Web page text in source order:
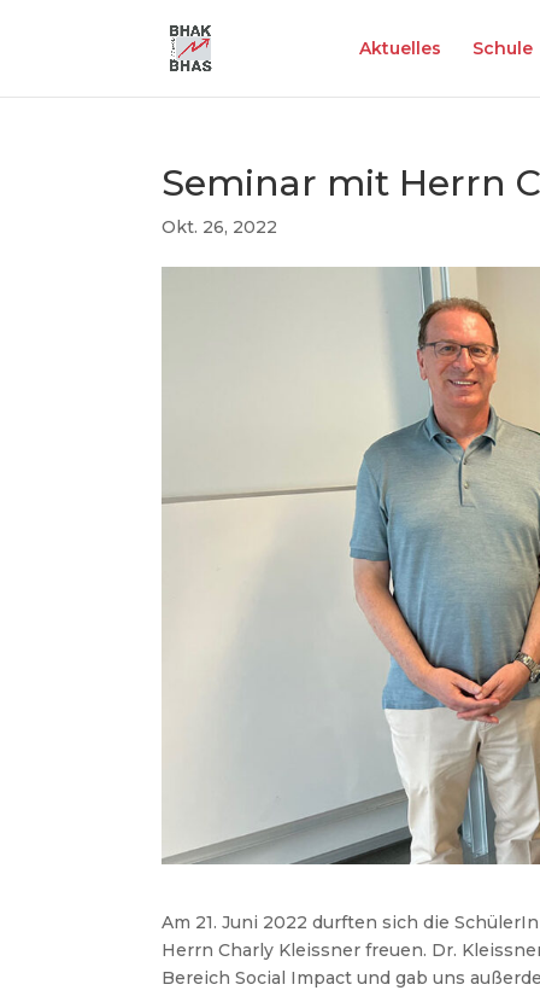
Aktuelles Schule
Seminar mit Herrn
Okt. 26, 2022
Am 21. Juni 2022 durften sich die
Herrn Charly Kleissner freuen. Dr.
Bereich Social Impact und gab uns